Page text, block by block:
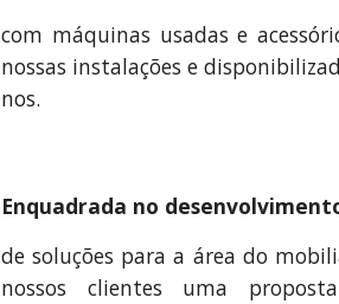
com máquinas usadas e
nossas instalações e
nos.
Enquadrada no
de soluções para a área do
nossos clientes uma